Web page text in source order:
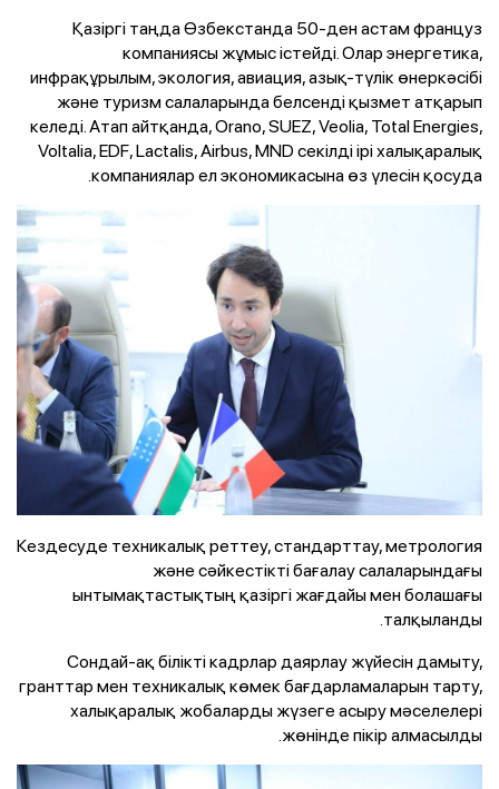
Қазіргі таңда Өзбекстанда 50-ден астам француз
компаниясы жұмыс істейді. Олар энергетика,
инфрақұрылым, экология, авиация, азық-түлік өнеркәсібі
және туризм салаларында белсенді қызмет атқарып
келеді. Атап айтқанда, Orano, SUEZ, Veolia, Total Energies,
Voltalia, EDF, Lactalis, Airbus, MND секілді ірі халықаралық
компаниялар ел экономикасына өз үлесін қосуда.
Кездесуде техникалық реттеу, стандарттау, метрология
және сәйкестікті бағалау салаларындағы
ынтымақтастықтың қазіргі жағдайы мен болашағы
талқыланды.
Сондай-ақ білікті кадрлар даярлау жүйесін дамыту,
гранттар мен техникалық көмек бағдарламаларын тарту,
халықаралық жобаларды жүзеге асыру мәселелері
жөнінде пікір алмасылды.